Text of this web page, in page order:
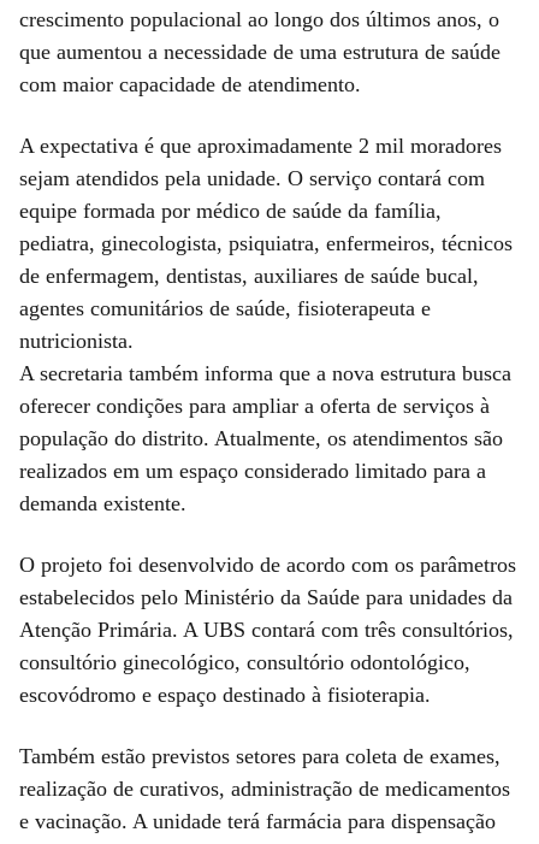
crescimento populacional ao longo dos últimos anos, o
que aumentou a necessidade de uma estrutura de saúde
com maior capacidade de atendimento.
A expectativa é que aproximadamente 2 mil moradores
sejam atendidos pela unidade. O serviço contará com
equipe formada por médico de saúde da família,
pediatra, ginecologista, psiquiatra, enfermeiros, técnicos
de enfermagem, dentistas, auxiliares de saúde bucal,
agentes comunitários de saúde, fisioterapeuta e
nutricionista.
A secretaria também informa que a nova estrutura busca
oferecer condições para ampliar a oferta de serviços à
população do distrito. Atualmente, os atendimentos são
realizados em um espaço considerado limitado para a
demanda existente.
O projeto foi desenvolvido de acordo com os parâmetros
estabelecidos pelo Ministério da Saúde para unidades da
Atenção Primária. A UBS contará com três consultórios,
consultório ginecológico, consultório odontológico,
escovódromo e espaço destinado à fisioterapia.
Também estão previstos setores para coleta de exames,
realização de curativos, administração de medicamentos
e vacinação. A unidade terá farmácia para dispensação